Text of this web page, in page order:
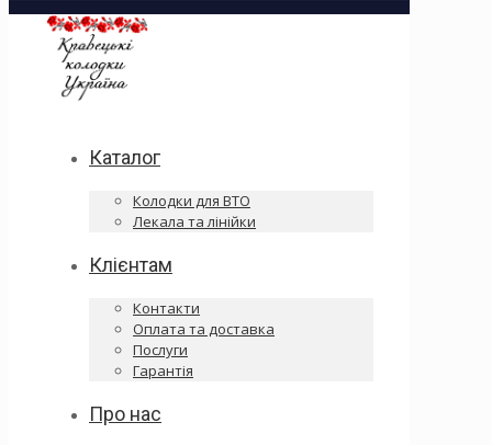
Каталог
Колодки для ВТО
Лекала та лінійки
Клієнтам
Контакти
Оплата та доставка
Послуги
Гарантія
Про нас